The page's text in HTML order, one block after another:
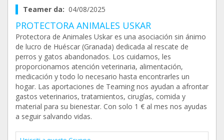
Teamer da: 04/08/2025
PROTECTORA ANIMALES USKAR
Protectora de Animales Uskar es una asociación sin ánimo
de lucro de Huéscar (Granada) dedicada al rescate de
perros y gatos abandonados. Los cuidamos, les
proporcionamos atención veterinaria, alimentación,
medicación y todo lo necesario hasta encontrarles un
hogar. Las aportaciones de Teaming nos ayudan a afrontar
gastos veterinarios, tratamientos, cirugías, comida y
material para su bienestar. Con solo 1 € al mes nos ayudas
a seguir salvando vidas.